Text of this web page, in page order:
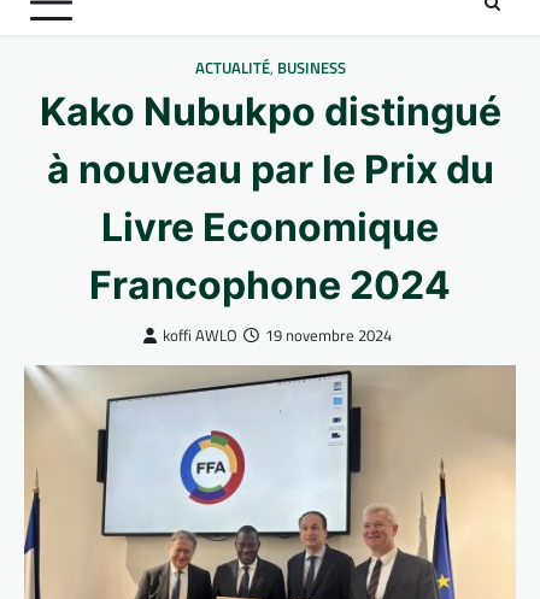
ACTUALITÉ, BUSINESS
Kako Nubukpo distingué
à nouveau par le Prix du
Livre Economique
Francophone 2024
koffi AWLO 19 novembre 2024